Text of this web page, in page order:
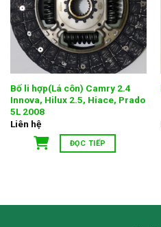
Bố li hợp(Lá côn) Camry 2.4
Innova, Hilux 2.5, Hiace, Prado
5L 2008
Liên hệ
ĐỌC TIẾP